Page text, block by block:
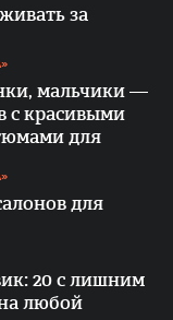
за
мальчики —
с красивыми
для
для
20 с лишним
любой